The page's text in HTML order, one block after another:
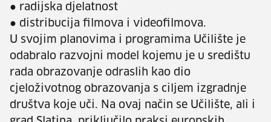
● radijska djelatnost
● distribucija filmova i videofilmova.
U svojim planovima i programima Učilište je
odabralo razvojni model kojemu je u središtu
rada obrazovanje odraslih kao dio
cjeloživotnog obrazovanja s ciljem izgradnje
društva koje uči. Na ovaj način se Učilište, ali i